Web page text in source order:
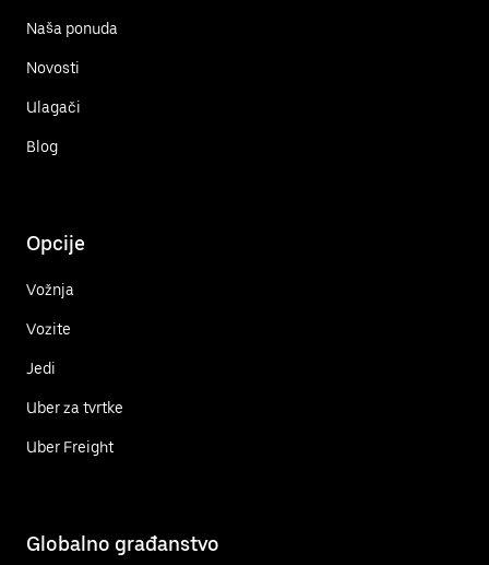
Naša ponuda
Novosti
Ulagači
Blog
Opcije
Vožnja
Vozite
Jedi
Uber za tvrtke
Uber Freight
Globalno građanstvo